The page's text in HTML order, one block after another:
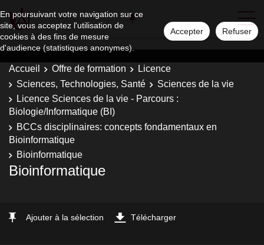
En poursuivant votre navigation sur ce
site, vous acceptez l'utilisation de
cookies à des fins de mesure
d'audience (statistiques anonymes).
Accepter Refuser
Accueil Offre de formation
Licence
Sciences, Technologies, Santé
Sciences de la vie
Licence Sciences de la vie - Parcours :
Biologie/Informatique (BI)
BCCs disciplinaires: concepts fondamentaux en
Bioinformatique
Bioinformatique
Bioinformatique
Ajouter à la sélection Télécharger